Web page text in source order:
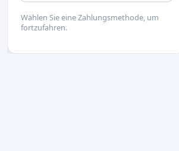
Wählen Sie eine Zahlungsmethode, um
fortzufahren.